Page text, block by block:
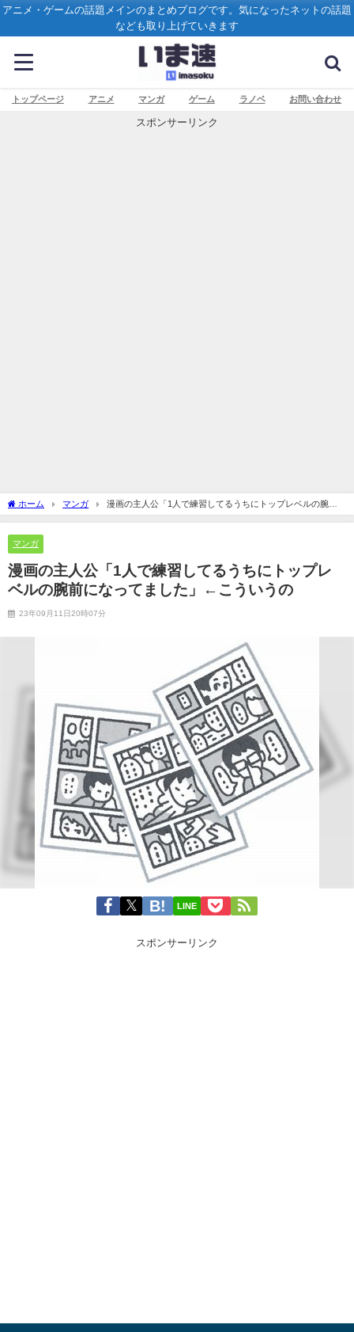
アニメ・ゲームの話題メインのまとめブログです。気になったネットの話題
なども取り上げていきます
トップページ アニメ マンガ ゲーム ラノベ お問い合わせ
スポンサーリンク
ホーム マンガ
漫画の主人公「1人で練習してるうちにトップレベルの腕前
になってました」←こういうの
マンガ
漫画の主人公「1人で練習してるうちにトップレ
ベルの腕前になってました」←こういうの
23年09月11日20時07分
LINE
スポンサーリンク